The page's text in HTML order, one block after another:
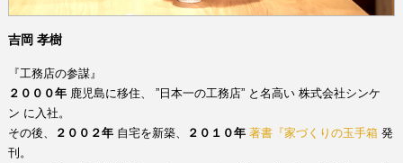
吉岡 孝樹
『工務店の参謀』
２０００年 鹿児島に移住、 ”日本一の工務店” と名高い 株式会社シンケ
ン に入社。
その後、
２００２年 自宅を新築、 ２０１０年 著書『家づくりの玉手箱 発
刊。